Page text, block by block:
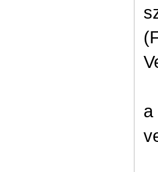
a